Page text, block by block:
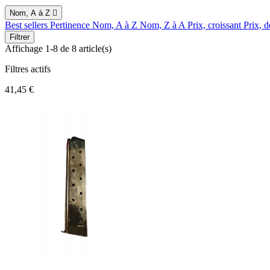
Nom, A à Z 
Best sellers Pertinence Nom, A à Z Nom, Z à A Prix, croissant Prix,
Filtrer
Affichage 1-8 de 8 article(s)
Filtres actifs
41,45 €